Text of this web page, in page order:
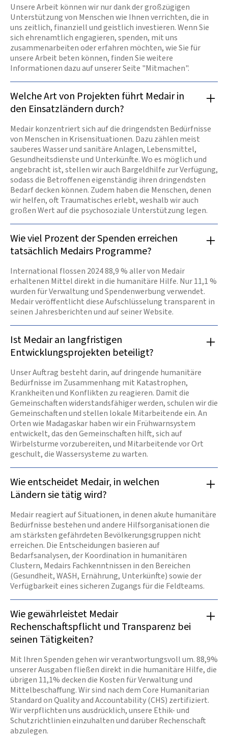
Unsere Arbeit können wir nur dank der großzügigen
Unterstützung von Menschen wie Ihnen verrichten, die in
uns zeitlich, finanziell und geistlich investieren. Wenn Sie
sich ehrenamtlich engagieren, spenden, mit uns
zusammenarbeiten oder erfahren möchten, wie Sie für
unsere Arbeit beten können, finden Sie weitere
Informationen dazu auf unserer Seite "Mitmachen".
Welche Art von Projekten führt Medair in
den Einsatzländern durch?
Medair konzentriert sich auf die dringendsten Bedürfnisse
von Menschen in Krisensituationen. Dazu zählen meist
sauberes Wasser und sanitäre Anlagen, Lebensmittel,
Gesundheitsdienste und Unterkünfte. Wo es möglich und
angebracht ist, stellen wir auch Bargeldhilfe zur Verfügung,
sodass die Betroffenen eigenständig ihren dringendsten
Bedarf decken können. Zudem haben die Menschen, denen
wir helfen, oft Traumatisches erlebt, weshalb wir auch
großen Wert auf die psychosoziale Unterstützung legen.
Wie viel Prozent der Spenden erreichen
tatsächlich Medairs Programme?
International flossen 2024 88,9 % aller von Medair
erhaltenen Mittel direkt in die humanitäre Hilfe. Nur 11,1 %
wurden für Verwaltung und Spendenwerbung verwendet.
Medair veröffentlicht diese Aufschlüsselung transparent in
seinen Jahresberichten und auf seiner Website.
Ist Medair an langfristigen
Entwicklungsprojekten beteiligt?
Unser Auftrag besteht darin, auf dringende humanitäre
Bedürfnisse im Zusammenhang mit Katastrophen,
Krankheiten und Konflikten zu reagieren. Damit die
Gemeinschaften widerstandsfähiger werden, schulen wir die
Gemeinschaften und stellen lokale Mitarbeitende ein. An
Orten wie Madagaskar haben wir ein Frühwarnsystem
entwickelt, das den Gemeinschaften hilft, sich auf
Wirbelsturme vorzubereiten, und Mitarbeitende vor Ort
geschult, die Wassersysteme zu warten.
Wie entscheidet Medair, in welchen
Ländern sie tätig wird?
Medair reagiert auf Situationen, in denen akute humanitäre
Bedürfnisse bestehen und andere Hilfsorganisationen die
am stärksten gefährdeten Bevölkerungsgruppen nicht
erreichen. Die Entscheidungen basieren auf
Bedarfsanalysen, der Koordination in humanitären
Clustern, Medairs Fachkenntnissen in den Bereichen
(Gesundheit, WASH, Ernährung, Unterkünfte) sowie der
Verfügbarkeit eines sicheren Zugangs für die Feldteams.
Wie gewährleistet Medair
Rechenschaftspflicht und Transparenz bei
seinen Tätigkeiten?
Mit Ihren Spenden gehen wir verantwortungsvoll um. 88,9%
unserer Ausgaben fließen direkt in die humanitäre Hilfe, die
übrigen 11,1% decken die Kosten für Verwaltung und
Mittelbeschaffung. Wir sind nach dem Core Humanitarian
Standard on Quality and Accountability (CHS) zertifiziert.
Wir verpflichten uns ausdrücklich, unsere Ethik- und
Schutzrichtlinien einzuhalten und darüber Rechenschaft
abzulegen.